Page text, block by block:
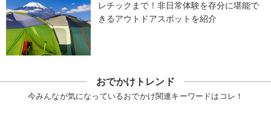
レチックまで！非日常体験を存分に堪能で
きるアウトドアスポットを紹介
おでかけトレンド
今みんなが気になっているおでかけ関連キーワードはコレ！